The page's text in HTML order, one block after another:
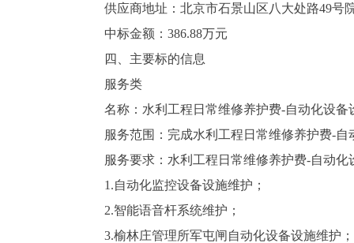
供应商地址：北京市石景山区八大处路49号
中标金额：386.88万元
四、主要标的信息
服务类
名称：水利工程日常维修养护费-自动化设备
服务范围：完成水利工程日常维修养护费-自
服务要求：水利工程日常维修养护费-自动
1.自动化监控设备设施维护；
2.智能语音杆系统维护；
3.榆林庄管理所军屯闸自动化设备设施维护；